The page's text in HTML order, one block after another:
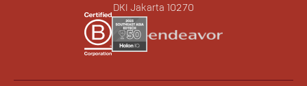
DKI Jakarta 10270